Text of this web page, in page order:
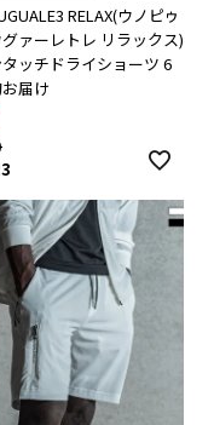
RELAX(ウノピゥ
ァーレトレ リラックス)
ッチドライショーツ 6
届け